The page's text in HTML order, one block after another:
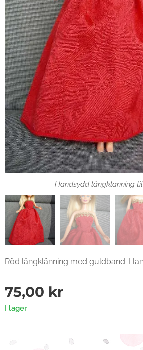
Handsydd långklänning
Röd långklänning med guldband.
75,00 kr
I lager